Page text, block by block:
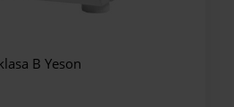
B Yeson